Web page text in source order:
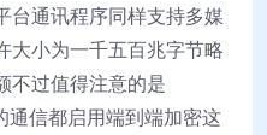
台通讯程序同样支持多媒
大小为一千五百兆字节略
不过值得注意的是
信都启用端到端加密这